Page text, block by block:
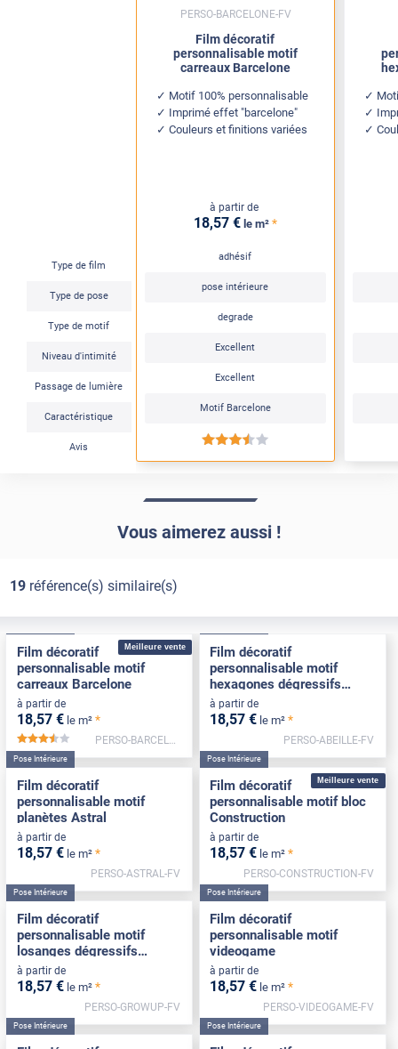
Type de film
Type de pose
Type de motif
Niveau d'intimité
Passage de lumière
Caractéristique
Avis
Film décoratif
personnalisable motif
carreaux Barcelone
Motif 100% personnalisable
Imprimé effet "barcelone"
Couleurs et finitions variées
à partir de
18,57 € le m² *
adhésif
pose intérieure
degrade
Excellent
Excellent
Motif Barcelone
*****
PERSO-BARCELONE-FV
Vous aimerez aussi !
19référence(s) similaire(s)
Meilleure vente
Film décoratif
personnalisable motif
carreaux Barcelone
à partir de
18,57 € le m² *
*****
PERSO-BARCELONE-FV
Film décoratif
personnalisable motif
hexagones dégressifs
Abeille
à partir de
18,57 € le m² *
PERSO-ABEILLE-FV
Pose Intérieure
Film décoratif
personnalisable motif
planètes Astral
à partir de
18,57 € le m² *
PERSO-ASTRAL-FV
Meilleure vente
Pose Intérieure
Film décoratif
personnalisable motif bloc
Construction
à partir de
18,57 € le m² *
PERSO-CONSTRUCTION-FV
Pose Intérieure
Film décoratif
personnalisable motif
losanges dégressifs
Growup
à partir de
18,57 € le m² *
PERSO-GROWUP-FV
Pose Intérieure
Film décoratif
personnalisable motif
videogame
à partir de
18,57 € le m² *
PERSO-VIDEOGAME-FV
Pose Intérieure Pose Intérieure